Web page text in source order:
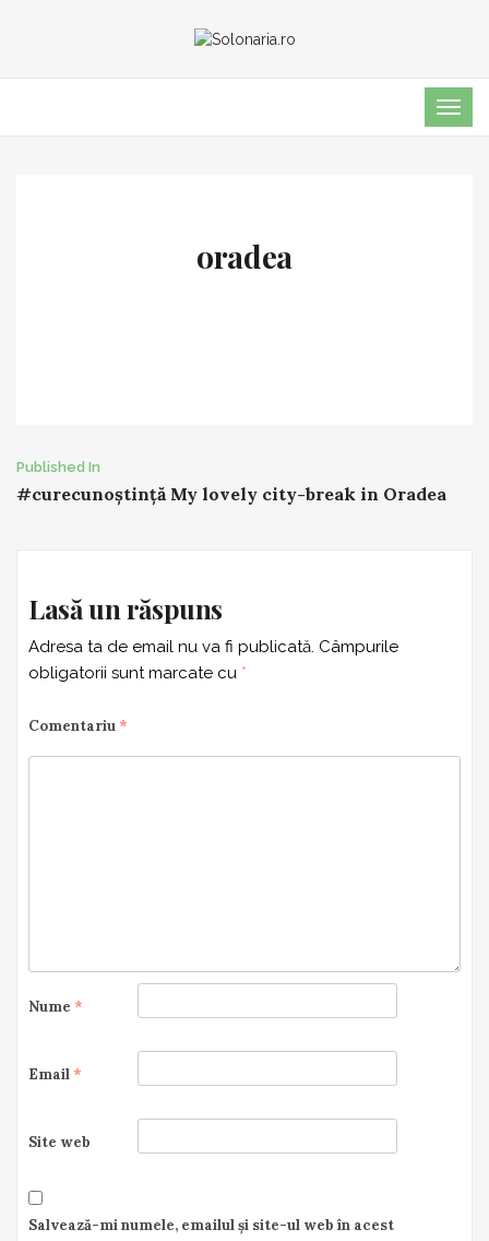
oradea
Post
navigation
Published In
#curecunoștință My lovely city-break in Oradea
Lasă un răspuns
Adresa ta de email nu va fi publicată. Câmpurile
obligatorii sunt marcate cu *
Comentariu *
Nume *
Email *
Site web
Salvează-mi numele, emailul și site-ul web în acest